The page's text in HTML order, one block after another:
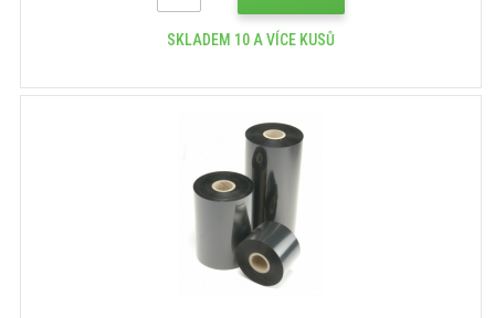
SKLADEM 10 A VÍCE KUSŮ